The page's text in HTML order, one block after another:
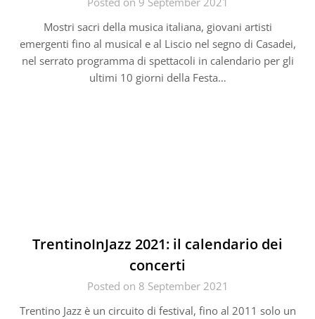
Mostri sacri della musica italiana, giovani artisti
emergenti fino al musical e al Liscio nel segno di Casadei,
nel serrato programma di spettacoli in calendario per gli
ultimi 10 giorni della Festa…
TrentinoInJazz 2021: il calendario dei
concerti
Posted on 8 September 2021
Trentino Jazz è un circuito di festival, fino al 2011 solo un